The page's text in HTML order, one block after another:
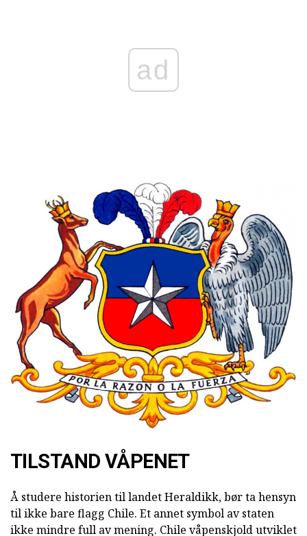
ad
TILSTAND VÅPENET
Å studere historien til landet Heraldikk, bør ta hensyn
til ikke bare flagg Chile. Et annet symbol av staten
ikke mindre full av mening. Chile våpenskjold utviklet